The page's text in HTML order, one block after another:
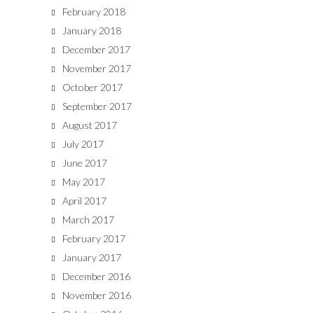
February 2018
January 2018
December 2017
November 2017
October 2017
September 2017
August 2017
July 2017
June 2017
May 2017
April 2017
March 2017
February 2017
January 2017
December 2016
November 2016